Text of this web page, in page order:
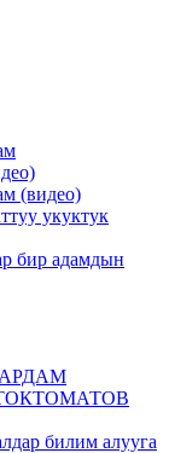
(видео)
укуктук
бир адамдын
билим алууга